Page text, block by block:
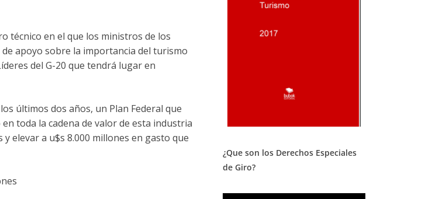
técnico en el que los ministros de los
apoyo sobre la importancia del turismo
del G-20 que tendrá lugar en
últimos dos años, un Plan Federal que
toda la cadena de valor de esta industria
elevar a u$s 8.000 millones en gasto que
¿Que son los Derechos Especiales
de Giro?